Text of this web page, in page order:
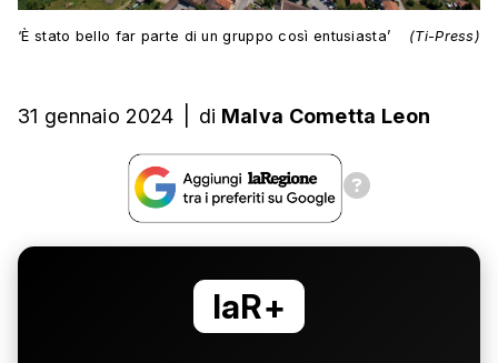
‘È stato bello far parte di un gruppo così entusiasta’ (Ti-Press)
31 gennaio 2024 di Malva Cometta Leon
laR+